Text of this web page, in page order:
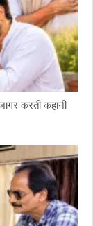
करती कहानी